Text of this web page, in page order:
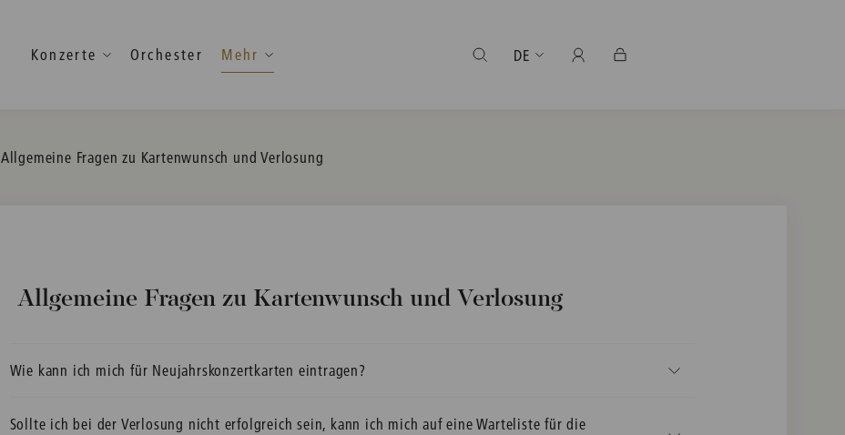
Konzerte Orchester Mehr DE
Current:
Allgemeine Fragen zu Kartenwunsch und Verlosung
Allgemeine Fragen zu Kartenwunsch und Verlosung
Wie kann ich mich für Neujahrskonzertkarten eintragen?
Sollte ich bei der Verlosung nicht erfolgreich sein, kann ich mich auf eine Warteliste für die